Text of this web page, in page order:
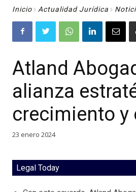
Inicio Actualidad Jurídica
Atland
alianza
crecimiento y
23 enero 2024
Legal Today